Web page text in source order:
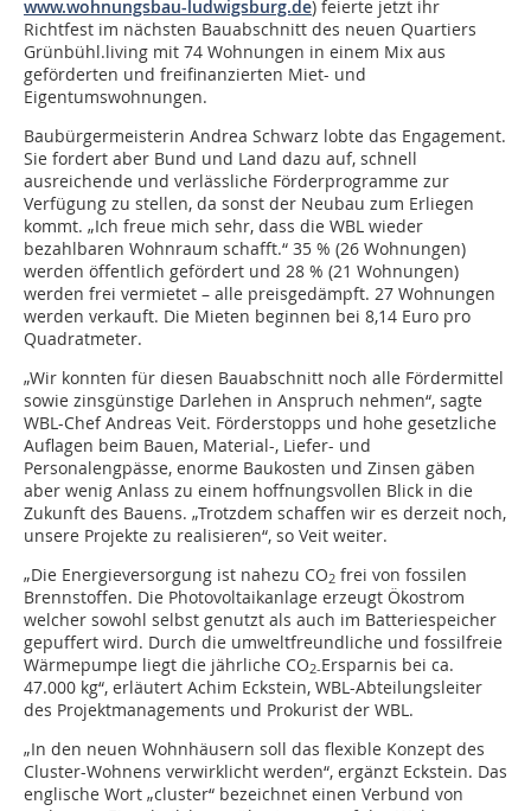
www.wohnungsbau-ludwigsburg.de) feierte jetzt ihr
Richtfest im nächsten Bauabschnitt des neuen Quartiers
Grünbühl.living mit 74 Wohnungen in einem Mix aus
geförderten und freifinanzierten Miet- und
Eigentumswohnungen.
Baubürgermeisterin Andrea Schwarz lobte das Engagement.
Sie fordert aber Bund und Land dazu auf, schnell
ausreichende und verlässliche Förderprogramme zur
Verfügung zu stellen, da sonst der Neubau zum Erliegen
kommt. „Ich freue mich sehr, dass die WBL wieder
bezahlbaren Wohnraum schafft.“ 35 % (26 Wohnungen)
werden öffentlich gefördert und 28 % (21 Wohnungen)
werden frei vermietet – alle preisgedämpft. 27 Wohnungen
werden verkauft. Die Mieten beginnen bei 8,14 Euro pro
Quadratmeter.
„Wir konnten für diesen Bauabschnitt noch alle Fördermittel
sowie zinsgünstige Darlehen in Anspruch nehmen“, sagte
WBL-Chef Andreas Veit. Förderstopps und hohe gesetzliche
Auflagen beim Bauen, Material-, Liefer- und
Personalengpässe, enorme Baukosten und Zinsen gäben
aber wenig Anlass zu einem hoffnungsvollen Blick in die
Zukunft des Bauens. „Trotzdem schaffen wir es derzeit noch,
unsere Projekte zu realisieren“, so Veit weiter.
„Die Energieversorgung ist nahezu CO2 frei von fossilen
Brennstoffen. Die Photovoltaikanlage erzeugt Ökostrom
welcher sowohl selbst genutzt als auch im Batteriespeicher
gepuffert wird. Durch die umweltfreundliche und fossilfreie
Wärmepumpe liegt die jährliche CO2-Ersparnis bei ca.
47.000 kg“, erläutert Achim Eckstein, WBL-Abteilungsleiter
des Projektmanagements und Prokurist der WBL.
„In den neuen Wohnhäusern soll das flexible Konzept des
Cluster-Wohnens verwirklicht werden“, ergänzt Eckstein. Das
englische Wort „cluster“ bezeichnet einen Verbund von